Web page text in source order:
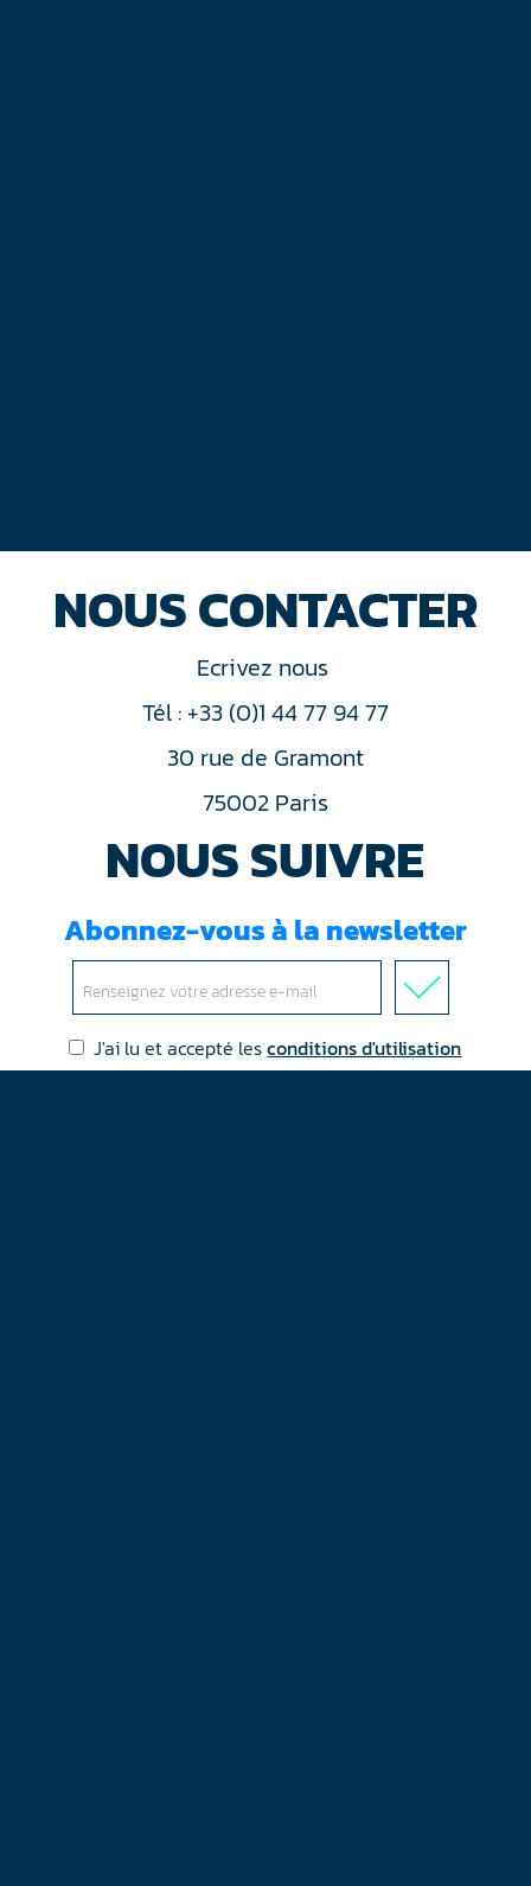
NOUS CONTACTER
Ecrivez nous
Tél : +33 (0)1 44 77 94 77
30 rue de Gramont
75002 Paris
NOUS SUIVRE
Abonnez-vous à la newsletter
J'ai lu et accepté lesconditions d'utilisation